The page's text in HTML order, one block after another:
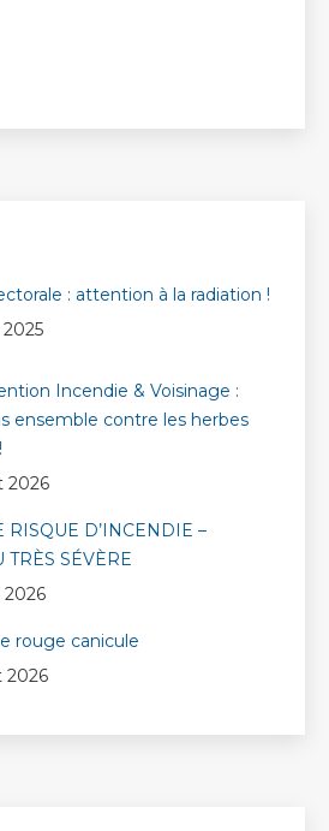
: attention à la radiation !
Incendie & Voisinage :
ensemble contre les herbes
2026
RISQUE D’INCENDIE –
TRÈS SÉVÈRE
2026
rouge canicule
2026